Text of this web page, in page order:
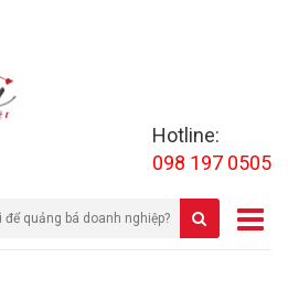
Hotline:
098 197 0505